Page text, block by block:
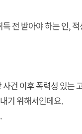
전 받아야 하는 인,
건 이후 폭력성 있는
기 위해서인데요.